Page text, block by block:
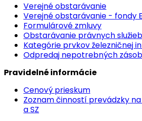
Verejné obstarávanie
Verejné obstarávanie - fondy
Formulárové zmluvy
Obstarávanie právnych služieb
Kategórie prvkov železničnej
Odpredaj nepotrebných zásob
Pravidelné informácie
Cenový prieskum
Zoznam činností prevádzky
a SZ